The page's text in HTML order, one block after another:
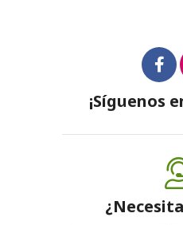
¡Síguenos